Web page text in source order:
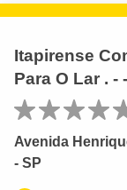
Itapirense
Para O Lar . -
Avenida
- SP